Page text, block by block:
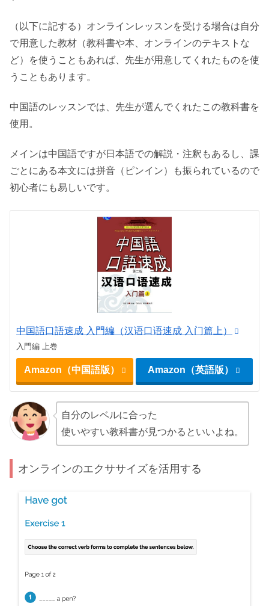
（以下に記する）オンラインレッスンを受ける場合は自分
で用意した教材（教科書や本、オンラインのテキストな
ど）を使うこともあれば、先生が用意してくれたものを使
うこともあります。
中国語のレッスンでは、先生が選んでくれたこの教科書を
使用。
メインは中国語ですが日本語での解説・注釈もあるし、課
ごとにある本文には拼音（ピンイン）も振られているので
初心者にも易しいです。
中国語口語速成 入門編（汉语口语速成 入门篇上）
入門編 上巻
Amazon（中国語版） Amazon（英語版）
自分のレベルに合った
使いやすい教科書が見つかるといいよね。
オンラインのエクササイズを活用する